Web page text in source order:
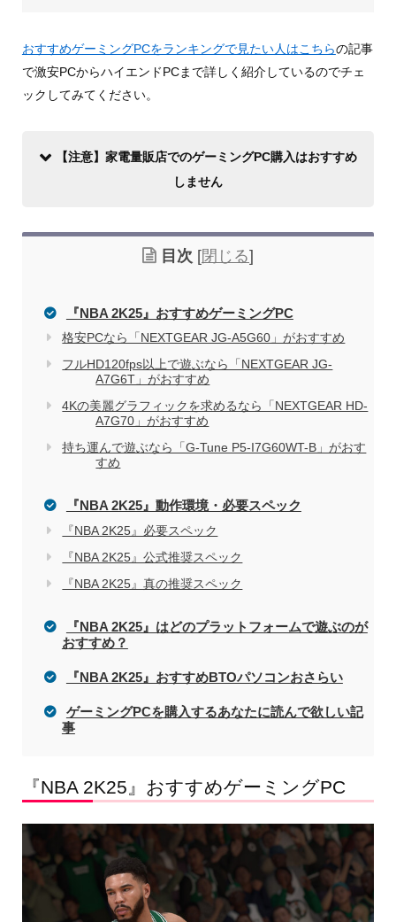
おすすめゲーミングPCをランキングで見たい人はこちらの記事
で激安PCからハイエンドPCまで詳しく紹介しているのでチェ
ックしてみてください。
【注意】家電量販店でのゲーミングPC購入はおすすめ
しません
家電量販店で買う際のデメリット
関連記事
電気屋や家電量販店でのパソコン購入を
おすすめしない理由
目次 [閉じる]
『NBA 2K25』おすすめゲーミングPC
格安PCなら「NEXTGEAR JG-A5G60」がおすすめ
フルHD120fps以上で遊ぶなら「NEXTGEAR JG-
A7G6T」がおすすめ
4Kの美麗グラフィックを求めるなら「NEXTGEAR HD-
A7G70」がおすすめ
持ち運んで遊ぶなら「G-Tune P5-I7G60WT-B」がおす
すめ
『NBA 2K25』動作環境・必要スペック
『NBA 2K25』必要スペック
『NBA 2K25』公式推奨スペック
『NBA 2K25』真の推奨スペック
『NBA 2K25』はどのプラットフォームで遊ぶのが
おすすめ？
『NBA 2K25』おすすめBTOパソコンおさらい
ゲーミングPCを購入するあなたに読んで欲しい記
事
『NBA 2K25』おすすめゲーミングPC